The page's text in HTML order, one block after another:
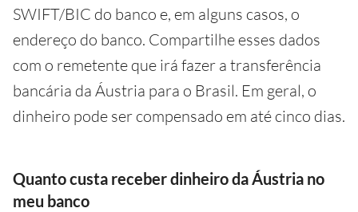
SWIFT/BIC do banco e, em alguns casos, o
endereço do banco. Compartilhe esses dados
com o remetente que irá fazer a transferência
bancária da Áustria para o Brasil. Em geral, o
dinheiro pode ser compensado em até cinco dias.
Quanto custa receber dinheiro da Áustria no
meu banco